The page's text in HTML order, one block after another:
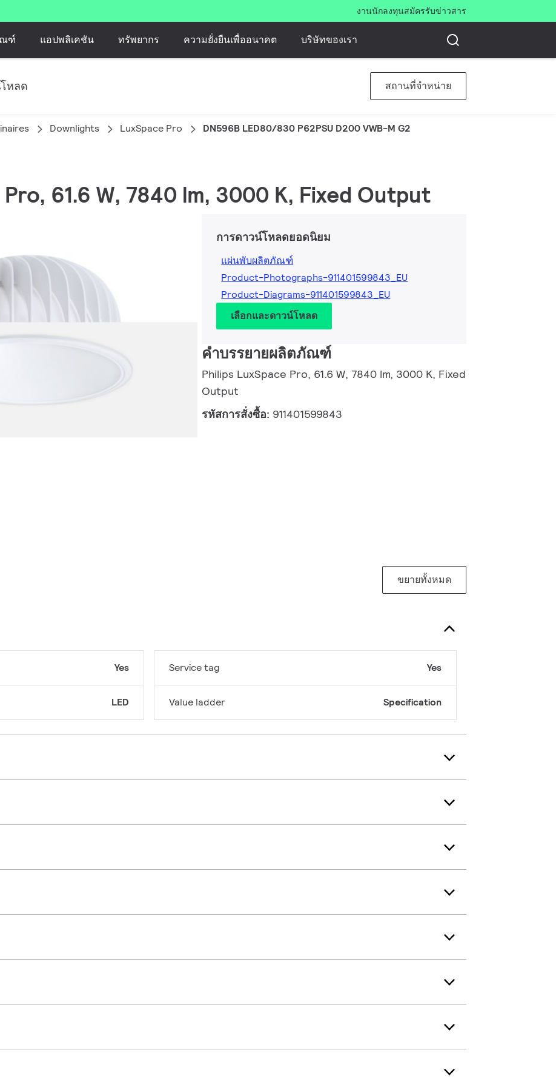
งานนักลงทุนสมัครรับข่าวสาร
ฑ์ แอปพลิเคชัน ทรัพยากร ความยั่งยืนเพื่ออนาคต บริษัทของเรา
หลด สถานที่จำหน่าย
Downlights LuxSpace Pro DN596B LED80/830 P62PSU D200 VWB-M G2
61.6 W, 7840 lm, 3000 K, Fixed Output
การดาวน์โหลดยอดนิยม
แผ่นพับผลิตภัณฑ์
Product-Photographs-911401599843_EU
Product-Diagrams-911401599843_EU
เลือกและดาวน์โหลด
คำบรรยายผลิตภัณฑ์
Philips LuxSpace Pro, 61.6 W, 7840 lm, 3000 K, Fixed
Output
รหัสการสั่งซื้อ: 911401599843
ขยายทั้งหมด
Yes
LED
Service tag Yes
Value ladder Specification